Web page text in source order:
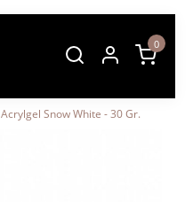
0
Acrylgel Snow White - 30 Gr.